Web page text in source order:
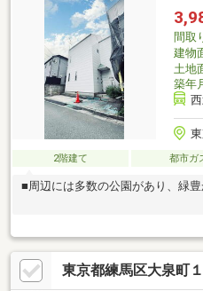
替え 他■ ご希望の住まい探し
物件の詳細・ご相談はお気軽にお
間取
建物
土地
築年
2階建て 都市ガ
■周辺には多数の公園があり、緑豊
東京都練馬区大泉町